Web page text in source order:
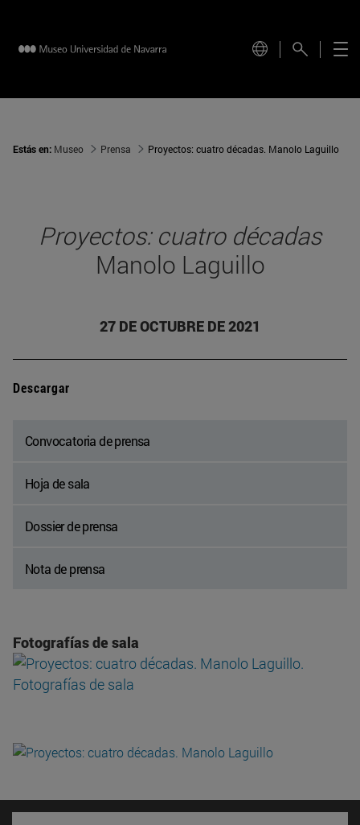
Estás en: Museo Prensa Proyectos: cuatro décadas. Manolo Laguillo
Proyectos: cuatro décadas
Manolo Laguillo
27 DE OCTUBRE DE 2021
Descargar
Convocatoria de prensa
Hoja de sala
Dossier de prensa
Nota de prensa
Fotografías de sala